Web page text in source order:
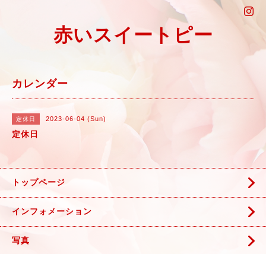
赤いスイートピー
カレンダー
定休日 2023-06-04 (Sun)
定休日
トップページ
インフォメーション
写真